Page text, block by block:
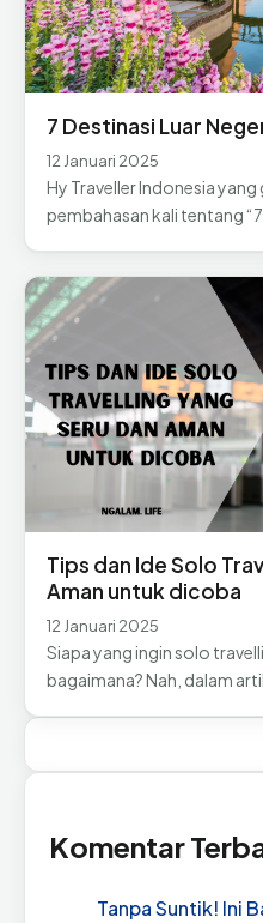
7 Destinasi Luar
12 Januari 2025
Hy Traveller Indonesia
pembahasan kali tentang “7
Tips dan Ide Solo
Aman untuk dicoba
12 Januari 2025
Siapa yang ingin solo
bagaimana? Nah, dalam
Komentar
Tanpa Suntik! Ini